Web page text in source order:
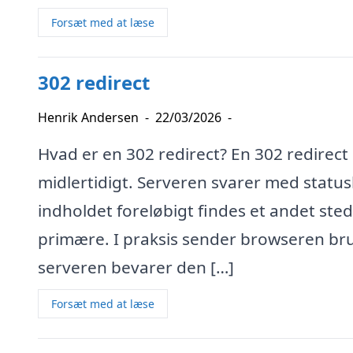
Forsæt med at læse
302 redirect
Henrik Andersen - 22/03/2026 -
Hvad er en 302 redirect? En 302
midlertidigt. Serveren svarer med
indholdet foreløbigt findes et andet
primære. I praksis sender browseren
serveren bevarer den […]
Forsæt med at læse